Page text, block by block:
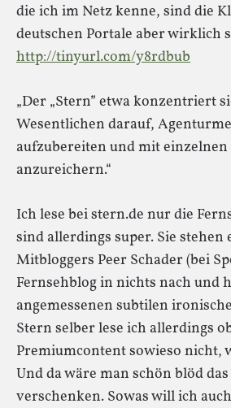
die ich im Netz kenne, sind die
deutschen Portale aber wirklich
http://tinyurl.com/y8rdbub
„Der „Stern” etwa konzentriert
Wesentlichen darauf,
aufzubereiten und mit
anzureichern.“
Ich lese bei stern.de nur die
sind allerdings super. Sie stehen
Mitbloggers Peer Schader (bei
Fernsehblog in nichts nach und
angemessenen subtilen
Stern selber lese ich allerdings
Premiumcontent sowieso nicht,
Und da wäre man schön blöd
verschenken. Sowas will ich